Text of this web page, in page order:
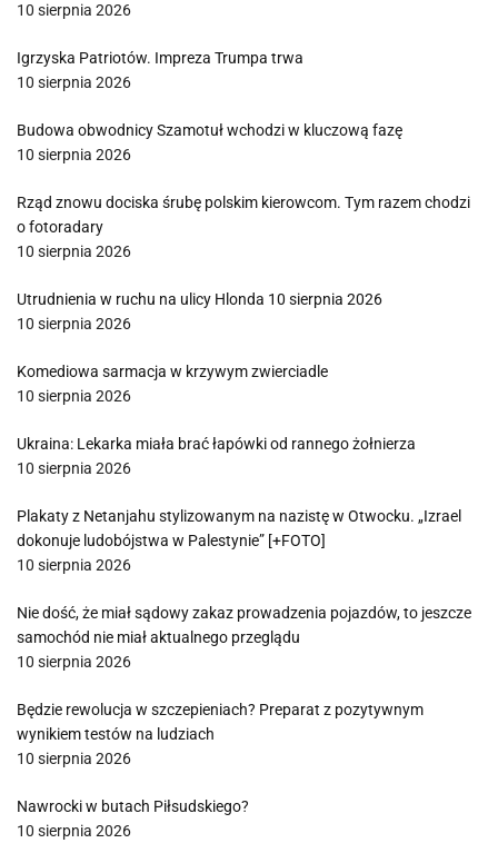
10 sierpnia 2026
Igrzyska Patriotów. Impreza Trumpa trwa
10 sierpnia 2026
Budowa obwodnicy Szamotuł wchodzi w kluczową fazę
10 sierpnia 2026
Rząd znowu dociska śrubę polskim kierowcom. Tym razem chodzi
o fotoradary
10 sierpnia 2026
Utrudnienia w ruchu na ulicy Hlonda 10 sierpnia 2026
10 sierpnia 2026
Komediowa sarmacja w krzywym zwierciadle
10 sierpnia 2026
Ukraina: Lekarka miała brać łapówki od rannego żołnierza
10 sierpnia 2026
Plakaty z Netanjahu stylizowanym na nazistę w Otwocku. „Izrael
dokonuje ludobójstwa w Palestynie” [+FOTO]
10 sierpnia 2026
Nie dość, że miał sądowy zakaz prowadzenia pojazdów, to jeszcze
samochód nie miał aktualnego przeglądu
10 sierpnia 2026
Będzie rewolucja w szczepieniach? Preparat z pozytywnym
wynikiem testów na ludziach
10 sierpnia 2026
Nawrocki w butach Piłsudskiego?
10 sierpnia 2026